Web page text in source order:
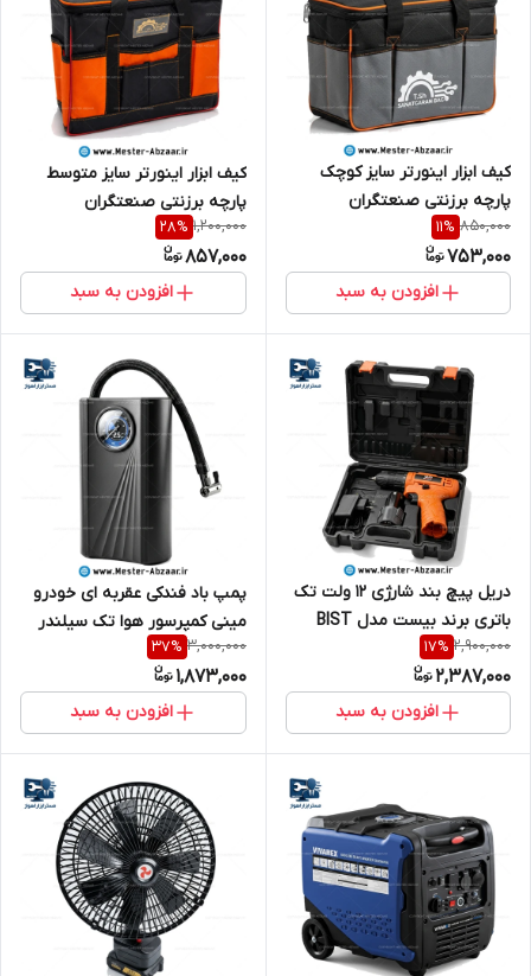
کیف ابزار اینورتر سایز کوچک
پارچه برزنتی صنعتگران
SANARGARAN BAG
850,000
11%
753,000
افزودن به سبد
کیف ابزار اینورتر سایز متوسط
پارچه برزنتی صنعتگران
SANARGARAN BAG
1,200,000
28%
857,000
افزودن به سبد
دریل پیچ بند شارژی 12 ولت تک
باتری برند بیست مدل BIST
CE2
2,900,000
17%
2,387,000
افزودن به سبد
پمپ باد فندکی عقربه ای خودرو
مینی کمپرسور هوا تک سیلندر
ماشین CBQ-001 MDHL
3,000,000
37%
1,873,000
افزودن به سبد